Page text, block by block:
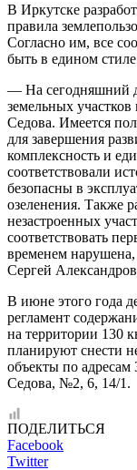
В Иркутске
правила
Согласно им, все
быть в едином
— На сегодняшний
земельных
Седова. Имеется
для завершения
комплексность и
соответствовали
безопасны в
озеленения. Также
незастроенных
соответствовать
временем
Сергей
В июне этого года
регламент
на территории 130
планируют снести
объекты по
Седова, №2, 6, 14/1.
ПОДЕЛИТЬСЯ
Facebook
Twitter